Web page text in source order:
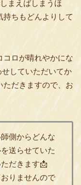
まえばしまうほ
ちもどんよりして
コロが晴れやかにな
していただいてか
ただきますので、お
側からどんな
送らせていた
だきます📩
りませんので